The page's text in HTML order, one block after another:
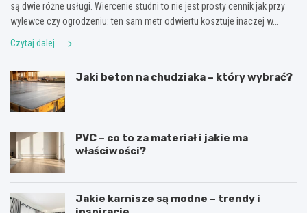
są dwie różne usługi. Wiercenie studni to nie jest prosty cennik jak przy
wylewce czy ogrodzeniu: ten sam metr odwiertu kosztuje inaczej w…
Czytaj dalej
Jaki beton na chudziaka – który wybrać?
PVC – co to za materiał i jakie ma
właściwości?
Jakie karnisze są modne – trendy i